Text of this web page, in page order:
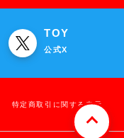
TOY
公式X
特定商取引に関する表示